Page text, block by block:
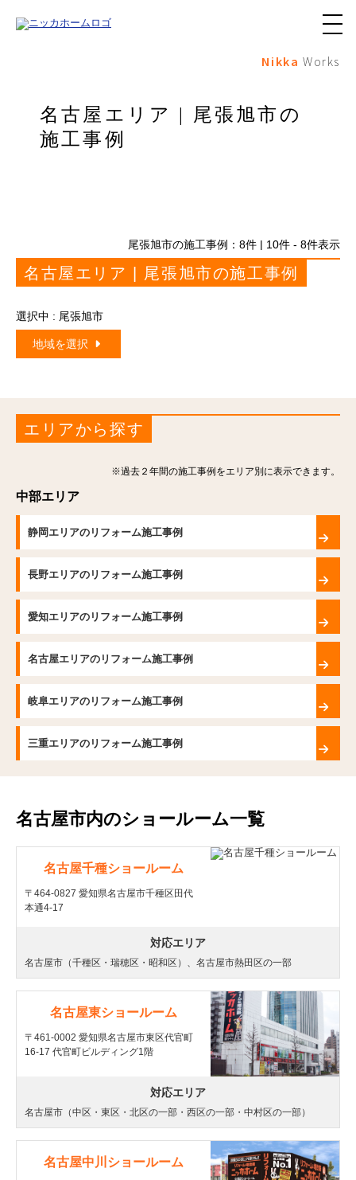
メ
ュ
Nikka Works
名古屋エリア | 尾張旭市の
施工事例
尾張旭市の施工事例： 8件 | 10件 - 8件表示
名古屋エリア | 尾張旭市の施工事例
選択中 : 尾張旭市
地域を選択
エリアから探す
※過去２年間の施工事例をエリア別に表示できます。
中部エリア
静岡エリアのリフォーム施工事例
長野エリアのリフォーム施工事例
愛知エリアのリフォーム施工事例
名古屋エリアのリフォーム施工事例
岐阜エリアのリフォーム施工事例
三重エリアのリフォーム施工事例
名古屋市内のショールーム一覧
名古屋千種ショールーム
〒464-0827 愛知県名古屋市千種区田代
本通4-17
対応エリア
名古屋市（千種区・瑞穂区・昭和区）、名古屋市熱田区の一部
名古屋東ショールーム
〒461-0002 愛知県名古屋市東区代官町
16-17 代官町ビルディング1階
対応エリア
名古屋市（中区・東区・北区の一部・西区の一部・中村区の一部）
名古屋中川ショールーム